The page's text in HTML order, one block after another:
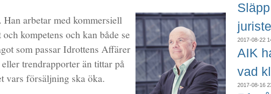
arbetar med kommersiell
kompetens och kan både se
som passar Idrottens Affärer
trendrapporter än tittar på
vars försäljning ska öka.
2017-08-22
AIK
vad
2017-08-16